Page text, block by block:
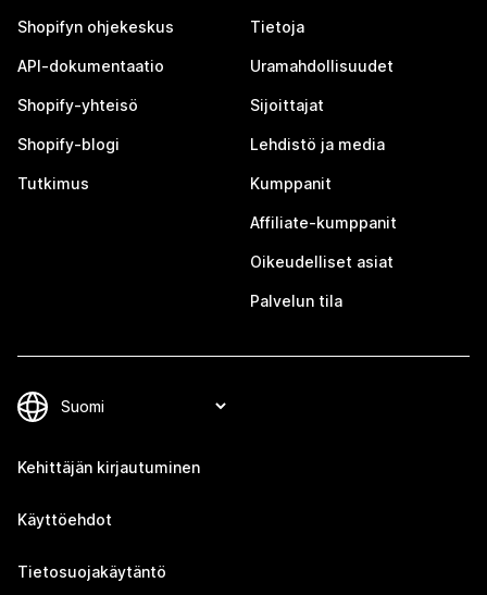
Shopifyn ohjekeskus
API-dokumentaatio
Shopify-yhteisö
Shopify-blogi
Tutkimus
Tietoja
Uramahdollisuudet
Sijoittajat
Lehdistö ja media
Kumppanit
Affiliate-kumppanit
Oikeudelliset asiat
Palvelun tila
Kehittäjän kirjautuminen
Käyttöehdot
Tietosuojakäytäntö